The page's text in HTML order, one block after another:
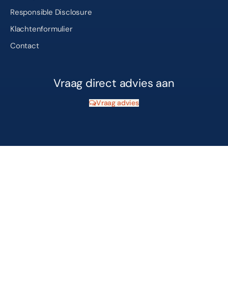
Responsible Disclosure
Klachtenformulier
Contact
Vraag direct advies aan
Vraag advies